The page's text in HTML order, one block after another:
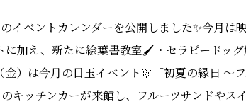
イベントカレンダーを公開しました✨今月は
に加え、新たに絵葉書教室🖌️・セラピードッ
）は今月の目玉イベント🎊「初夏の縁日
キッチンカーが来館し、フルーツサンドやス